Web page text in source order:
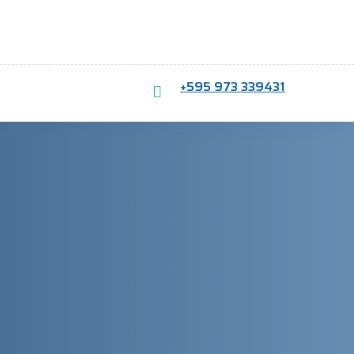
+595 973 339431